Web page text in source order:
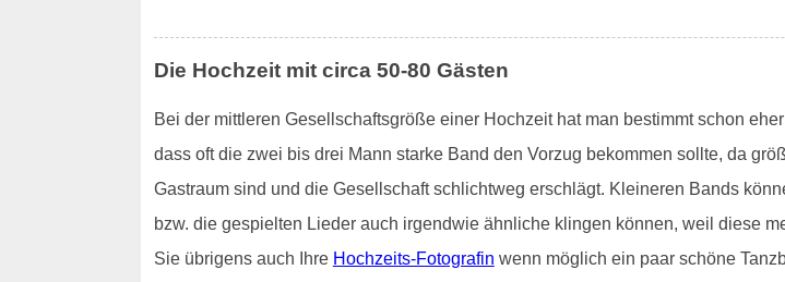
Die Hochzeit mit circa 50-80 Gästen
Bei der mittleren Gesellschaftsgröße einer Hochzeit hat man bestimmt schon
dass oft die zwei bis drei Mann starke Band den Vorzug bekommen sollte, da
Gastraum sind und die Gesellschaft schlichtweg erschlägt. Kleineren Bands
bzw. die gespielten Lieder auch irgendwie ähnliche klingen können, weil diese
Sie übrigens auch Ihre Hochzeits-Fotografin wenn möglich ein paar schöne